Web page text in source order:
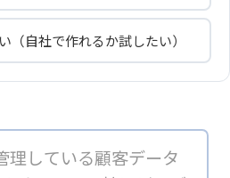
（自社で作れるか試したい）